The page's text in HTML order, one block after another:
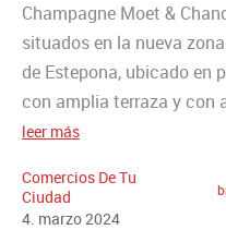
Champagne Moet &
situados en la nueva
de Estepona, ubicado en
con amplia terraza y con
leer más
Comercios De Tu
Ciudad
4. marzo2024